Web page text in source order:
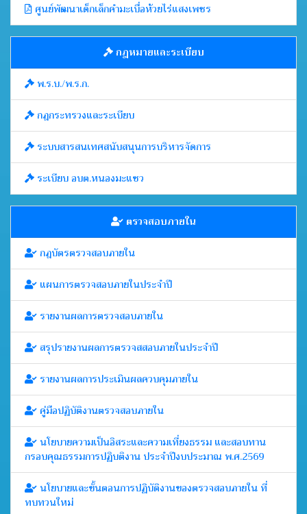
ศูนย์พัฒนาเด็กเล็กคำมะเบื่อห้วยไร่แสงเพชร
กฎหมายและระเบียบ
พ.ร.บ./พ.ร.ก.
กฎกระทรวงและระเบียบ
ระบบสารสนเทศสนับสนุนการบริหารจัดการ
ระเบียบ อบต.หนองมะแซว
ตรวจสอบภายใน
กฎบัตรตรวจสอบภายใน
แผนการตรวจสอบภายในประจำปี
รายงานผลการตรวจสอบภายใน
สรุปรายงานผลการตรวจสสอบภายในประจำปี
รายงานผลการประเมินผลควบคุมภายใน
คู่มือปฏิบัติงานตรวจสอบภายใน
นโยบายความเป็นอิสระและความเที่ยงธรรม และสอบทาน
กรอบคุณธรรมการปฏิบติงาน ประจำปีงบประมาณ พ.ศ.2569
นโยบายและขั้นตอนการปฏิบัติงานของตรวจสอบภายใน ที่
ทบทวนใหม่